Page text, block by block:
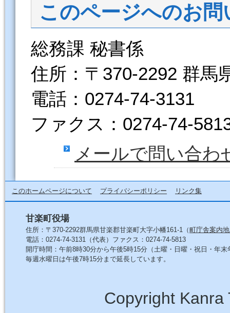
このページへのお問
総務課 秘書係
住所：〒370-2292 群馬
電話：0274-74-3131
ファクス：0274-74-
メールで問い合わ
このホームページについて プライバシーポリシー リンク集
甘楽町役場
住所：〒370-2292群馬県甘楽郡甘楽町大字小幡161-1（町庁舎案内
電話：0274-74-3131（代表）ファクス：0274-74-5813
開庁時間：午前8時30分から午後5時15分（土曜・日曜・祝日・年末
毎週水曜日は午後7時15分まで延長しています。
Copyright Kanra